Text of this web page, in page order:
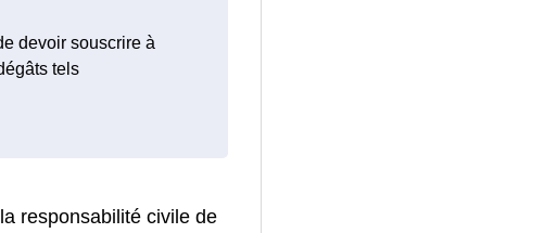
devoir souscrire à
tels
responsabilité civile de